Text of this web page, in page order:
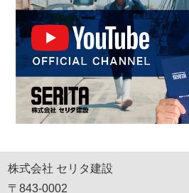
株式会社 セリタ建設
〒843-0002